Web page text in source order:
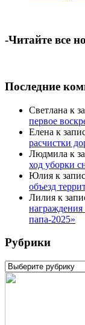
-Читайте все
Последние
Светлана к
первое
Елена к
расчистки
Людмила к
ход уборки
Юлия к
объезд
Лилия к
папа-2025»
Рубрики
Рубрики